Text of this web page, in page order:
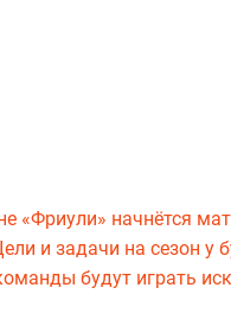
«Фриули» начнётся
и задачи на сезон у
будут играть